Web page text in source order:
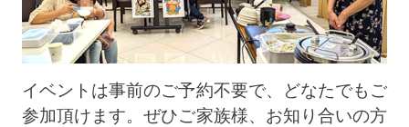
イベントは事前のご予約不要で、どなたでもご
参加頂けます。ぜひご家族様、お知り合いの方